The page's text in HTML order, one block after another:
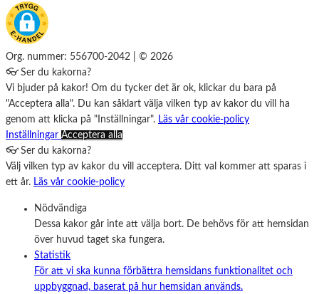
Org. nummer: 556700-2042 | © 2026
👓 Ser du kakorna?
Vi bjuder på kakor! Om du tycker det är ok, klickar du bara på
"Acceptera alla". Du kan såklart välja vilken typ av kakor du vill ha
genom att klicka på "Inställningar". Läs vår cookie-policy
Inställningar Acceptera alla
👓 Ser du kakorna?
Välj vilken typ av kakor du vill acceptera. Ditt val kommer att sparas i
ett år. Läs vår cookie-policy
Nödvändiga
Dessa kakor går inte att välja bort. De behövs för att hemsidan
över huvud taget ska fungera.
Statistik
För att vi ska kunna förbättra hemsidans funktionalitet och
uppbyggnad, baserat på hur hemsidan används.